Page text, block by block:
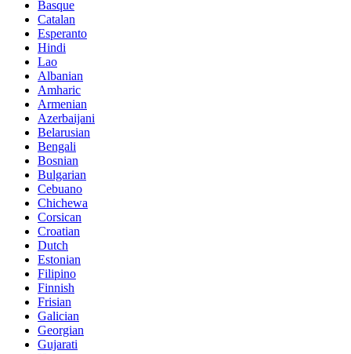
Basque
Catalan
Esperanto
Hindi
Lao
Albanian
Amharic
Armenian
Azerbaijani
Belarusian
Bengali
Bosnian
Bulgarian
Cebuano
Chichewa
Corsican
Croatian
Dutch
Estonian
Filipino
Finnish
Frisian
Galician
Georgian
Gujarati